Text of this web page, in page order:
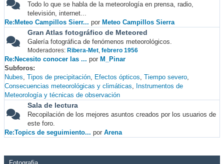
Todo lo que se habla de la meteorología en prensa, radio,
televisión, internet...
Re:Meteo Campillos Sierr... por Meteo Campillos Sierra
Gran Atlas fotográfico de Meteored
Galería fotográfica de fenómenos meteorológicos.
Moderadores: Ribera-Met, febrero 1956
Re:Necesito conocer las ... por M_Pinar
Subforos
Nubes Tipos de precipitación Efectos ópticos Tiempo severo
Consecuencias meteorológicas y climáticas
Instrumentos de
Meteorología y técnicas de observación
Sala de lectura
Recopilación de los mejores asuntos creados por los usuarios de
este foro.
Re:Topics de seguimiento... por Arena